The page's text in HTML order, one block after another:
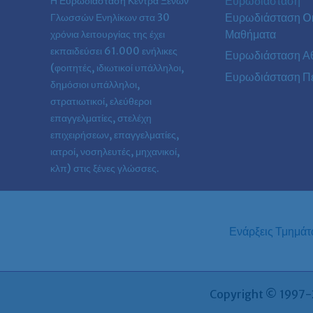
Γλωσσών Ενηλίκων στα 30
χρόνια λειτουργίας της έχει
εκπαιδεύσει 61.000 ενήλικες
(φοιτητές, ιδιωτικοί υπάλληλοι,
δημόσιοι υπάλληλοι,
στρατιωτικοί, ελεύθεροι
επαγγελματίες, στελέχη
επιχειρήσεων, επαγγελματίες,
ιατροί, νοσηλευτές, μηχανικοί,
κλπ) στις ξένες γλώσσες.
Ευρωδιάσταση
Μαθήματα
Ευρωδιάσταση
Ευρωδιάσταση
Ενάρξεις
Copyright © 1997-